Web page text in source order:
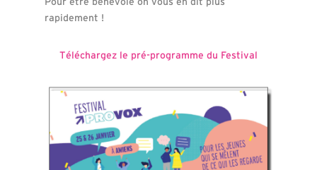
rapidement !
Téléchargez le pré-programme du Festival